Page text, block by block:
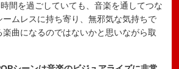
間を過ごしていても、音楽を通してつな
ムレスに持ち寄り、無邪気な気持ちで
曲になるのではないかと思いながら取